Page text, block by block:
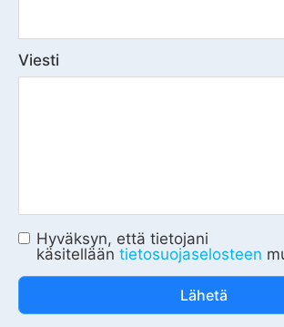
Viesti
Hyväksyn, että tietojani
käsitellään tietosuojaselosteen
Lähetä